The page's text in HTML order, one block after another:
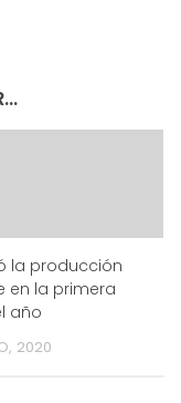
la producción
en la primera
año
2020